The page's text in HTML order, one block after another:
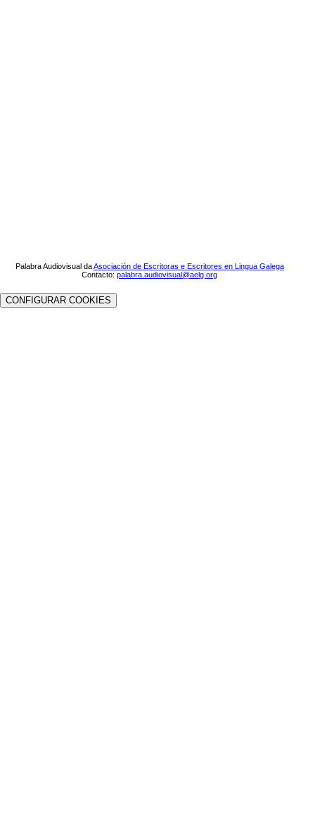
Palabra Audiovisual daAsociación de Escritoras e Escritores en Lingua Galega
Contacto:palabra.audiovisual@aelg.org
CONFIGURAR COOKIES